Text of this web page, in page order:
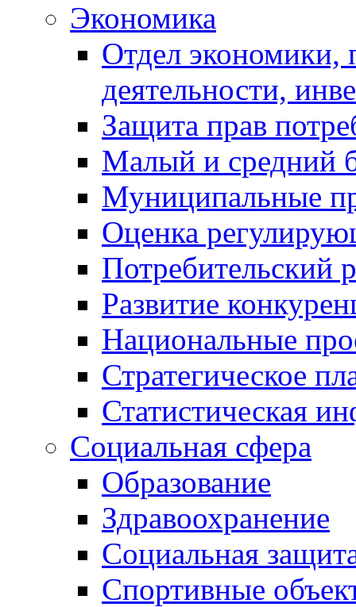
Экономика
Отдел экономики,
деятельности,
Защита прав
Малый и средний
Муниципальные
Оценка
Потребительский
Развитие
Национальные
Стратегическое
Статистическая
Социальная сфера
Образование
Здравоохранение
Социальная
Спортивные